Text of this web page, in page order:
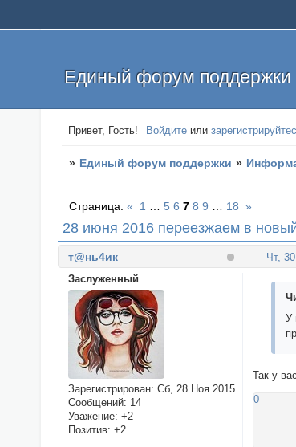
Единый форум поддержки
Привет, Гость! Войдите или
» Единый форум поддержки »
28 июня 2016 переезжаем в
Страница:« 1 5 6 7 8 9 18 »
Чт,
т@нь4ик
Заслуженный
Зарегистрирован: Сб, 28 Ноя 2015
Сообщений: 14
Уважение: +2
Позитив: +2
У
Так у
0